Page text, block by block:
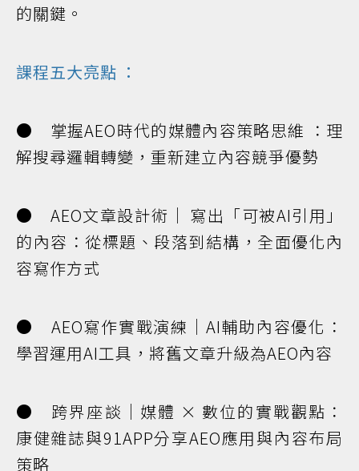
的關鍵。
課程五大亮點 ：
● 掌握AEO時代的媒體內容策略思維 ：理
解搜尋邏輯轉變，重新建立內容競爭優勢
● AEO文章設計術｜ 寫出「可被AI引用」
的內容：從標題、段落到結構，全面優化內
容寫作方式
● AEO寫作實戰演練｜AI輔助內容優化：
學習運用AI工具，將舊文章升級為AEO內容
● 跨界座談｜媒體 × 數位的實戰觀點：
康健雜誌與91APP分享AEO應用與內容布局
策略